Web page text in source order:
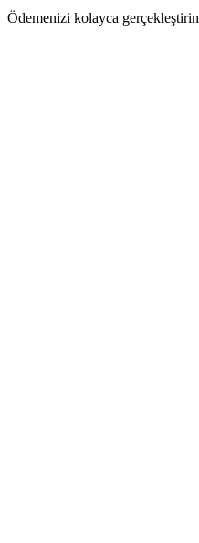
Ödemenizi kolayca gerçekleştirin